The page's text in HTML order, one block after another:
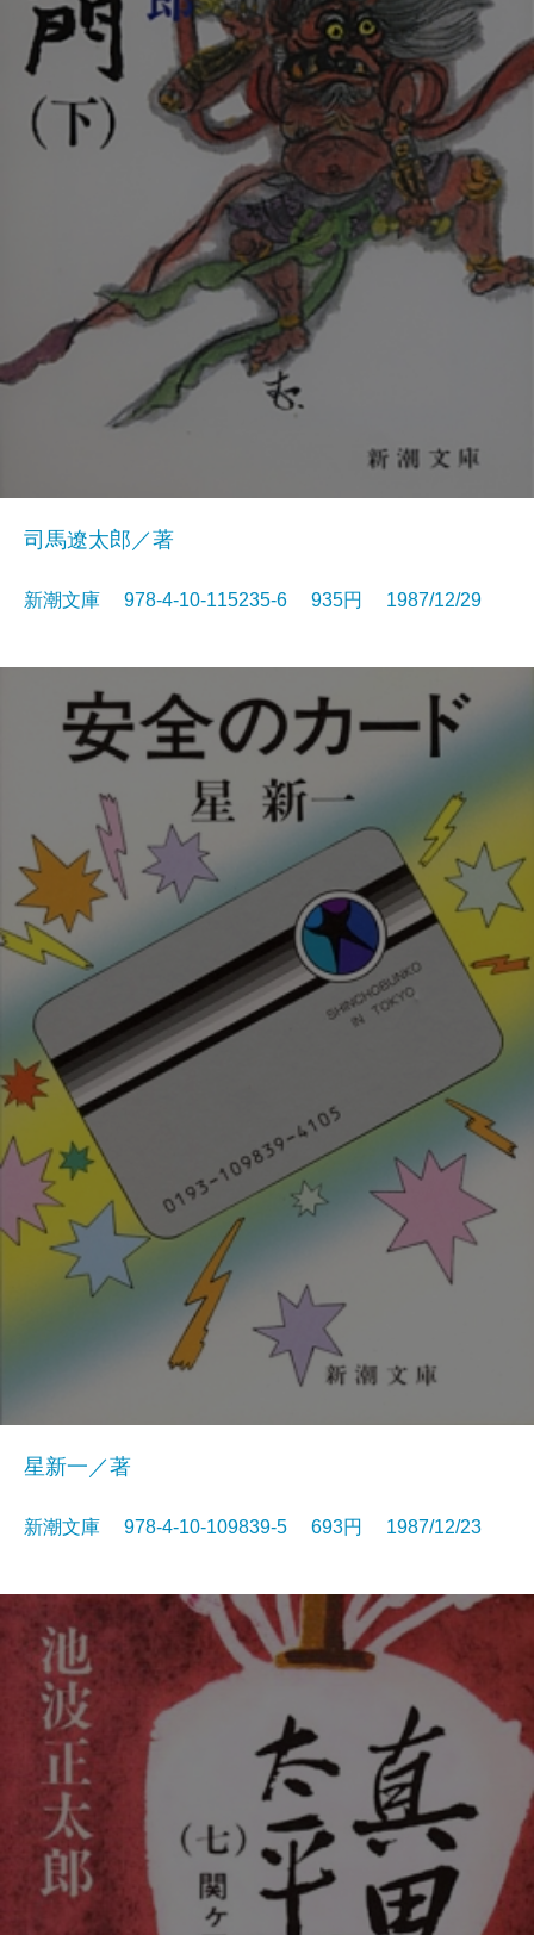
司馬遼太郎／著
新潮文庫 978-4-10-115235-6 935円 1987/12/29
星新一／著
新潮文庫 978-4-10-109839-5 693円 1987/12/23